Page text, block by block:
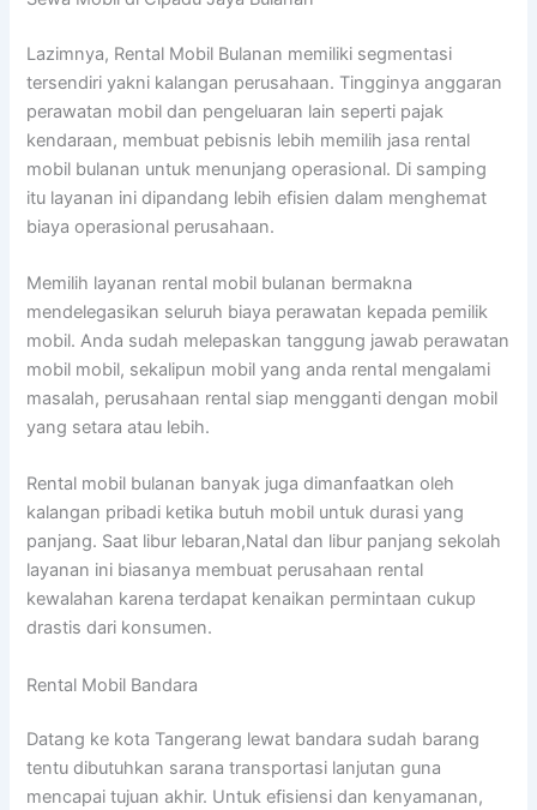
Lazimnya, Rental Mobil Bulanan memiliki segmentasi
tersendiri yakni kalangan perusahaan. Tingginya anggaran
perawatan mobil dan pengeluaran lain seperti pajak
kendaraan, membuat pebisnis lebih memilih jasa rental
mobil bulanan untuk menunjang operasional. Di samping
itu layanan ini dipandang lebih efisien dalam menghemat
biaya operasional perusahaan.
Memilih layanan rental mobil bulanan bermakna
mendelegasikan seluruh biaya perawatan kepada pemilik
mobil. Anda sudah melepaskan tanggung jawab perawatan
mobil mobil, sekalipun mobil yang anda rental mengalami
masalah, perusahaan rental siap mengganti dengan mobil
yang setara atau lebih.
Rental mobil bulanan banyak juga dimanfaatkan oleh
kalangan pribadi ketika butuh mobil untuk durasi yang
panjang. Saat libur lebaran,Natal dan libur panjang sekolah
layanan ini biasanya membuat perusahaan rental
kewalahan karena terdapat kenaikan permintaan cukup
drastis dari konsumen.
Rental Mobil Bandara
Datang ke kota Tangerang lewat bandara sudah barang
tentu dibutuhkan sarana transportasi lanjutan guna
mencapai tujuan akhir. Untuk efisiensi dan kenyamanan,